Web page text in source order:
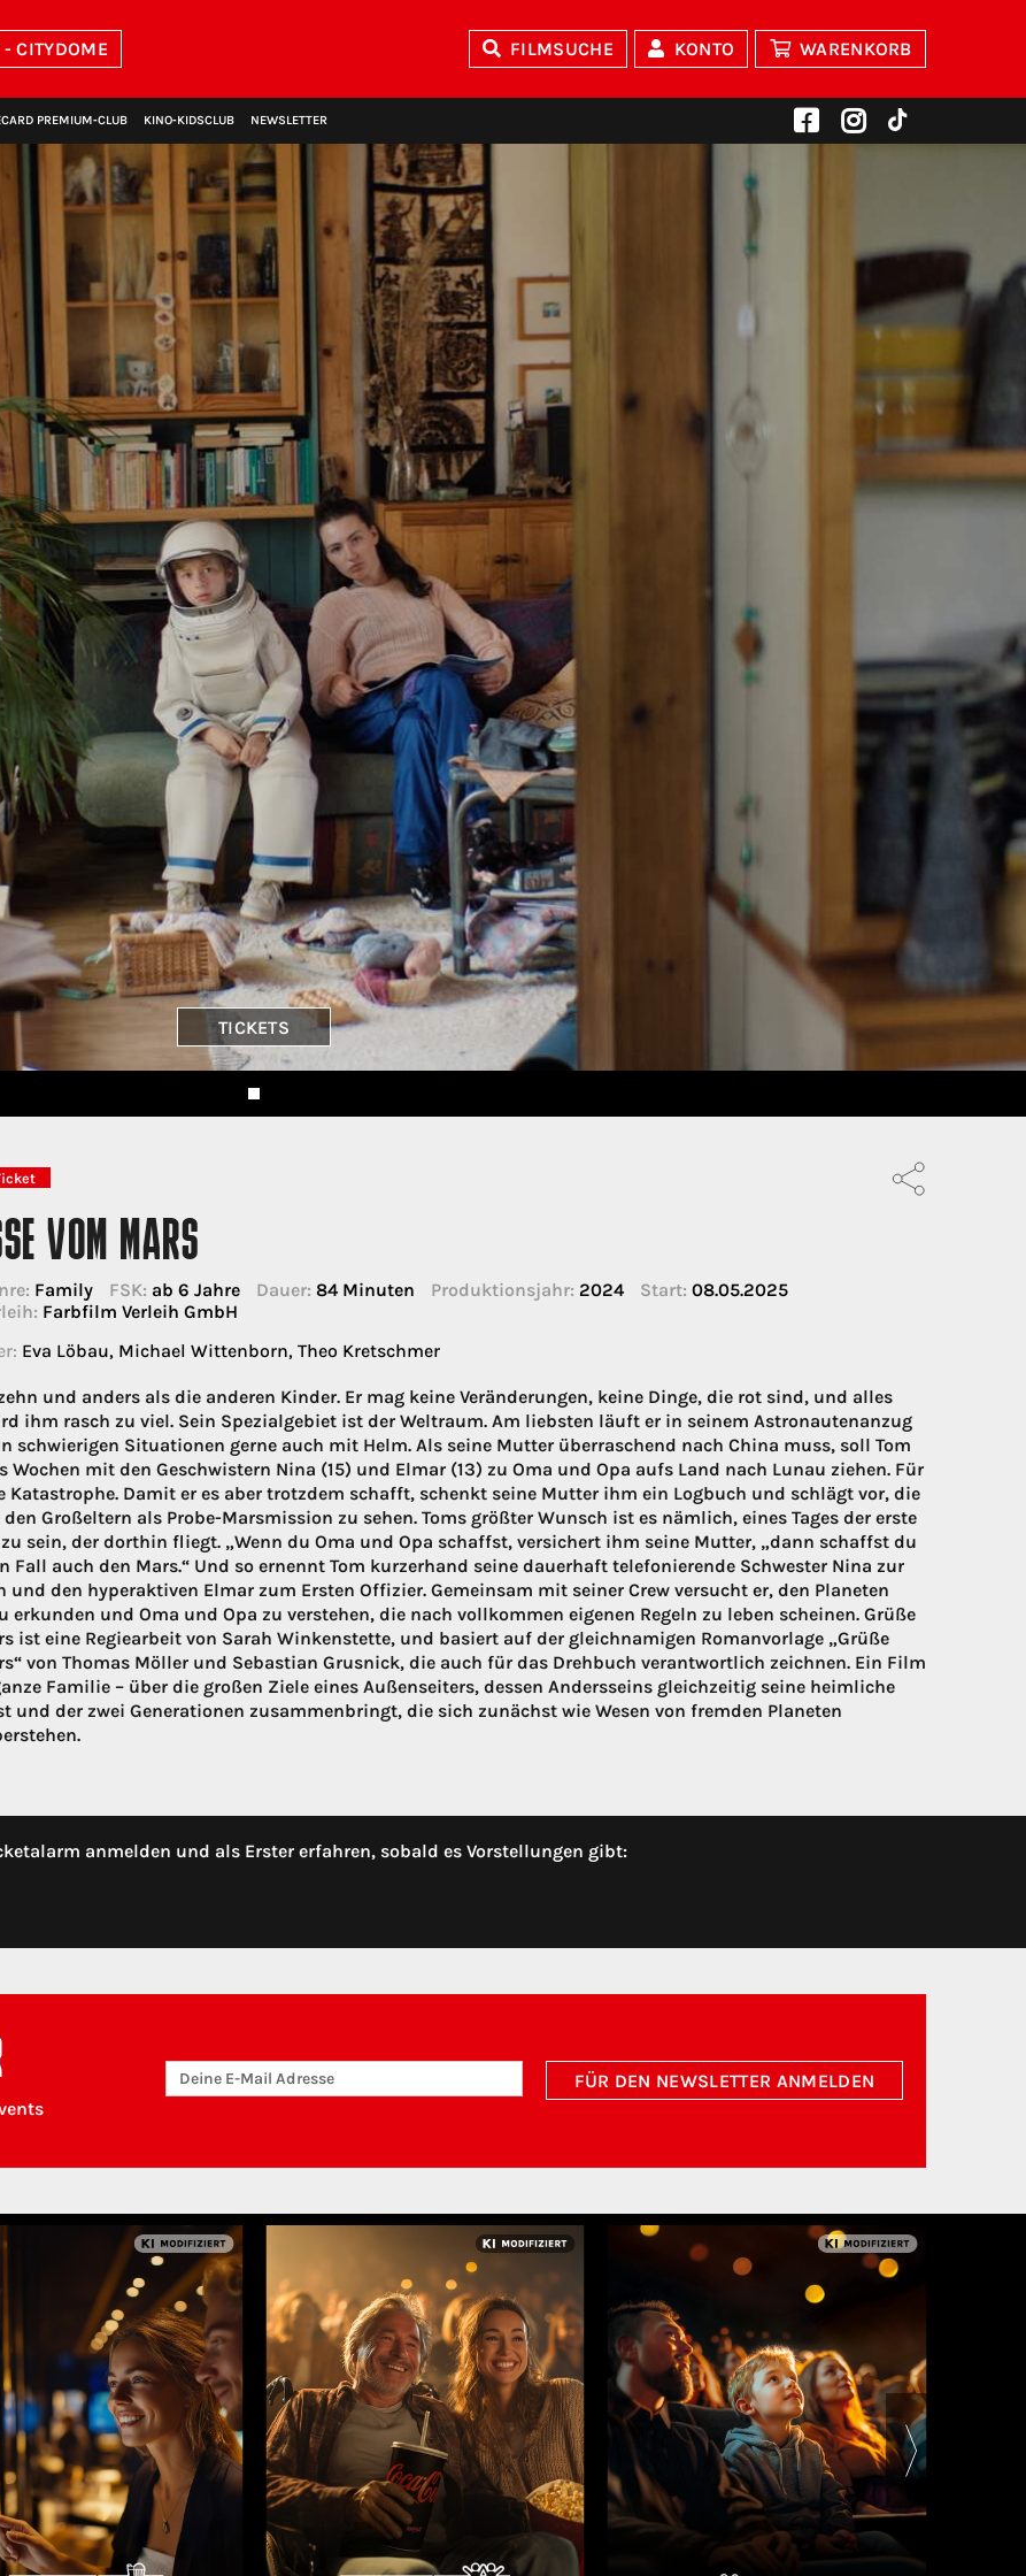
CITYDOME FILMSUCHE KONTO WARENKORB
PREMIUM‑CLUB KINO‑KIDSCLUB NEWSLETTER
TICKETS
VOM MARS
Family FSK: ab 6 Jahre Dauer: 84 Minuten Produktionsjahr: 2024 Start: 08.05.2025
Farbfilm Verleih GmbH
Eva Löbau, Michael Wittenborn, Theo Kretschmer
und anders als die anderen Kinder. Er mag keine Veränderungen, keine Dinge, die rot sind, und alles
ihm rasch zu viel. Sein Spezialgebiet ist der Weltraum. Am liebsten läuft er in seinem Astronautenanzug
schwierigen Situationen gerne auch mit Helm. Als seine Mutter überraschend nach China muss, soll Tom
Wochen mit den Geschwistern Nina (15) und Elmar (13) zu Oma und Opa aufs Land nach Lunau ziehen. Für
Katastrophe. Damit er es aber trotzdem schafft, schenkt seine Mutter ihm ein Logbuch und schlägt vor, die
den Großeltern als Probe-Marsmission zu sehen. Toms größter Wunsch ist es nämlich, eines Tages der erste
sein, der dorthin fliegt. „Wenn du Oma und Opa schaffst, versichert ihm seine Mutter, „dann schaffst du
Fall auch den Mars.“ Und so ernennt Tom kurzerhand seine dauerhaft telefonierende Schwester Nina zur
und den hyperaktiven Elmar zum Ersten Offizier. Gemeinsam mit seiner Crew versucht er, den Planeten
erkunden und Oma und Opa zu verstehen, die nach vollkommen eigenen Regeln zu leben scheinen. Grüße
ist eine Regiearbeit von Sarah Winkenstette, und basiert auf der gleichnamigen Romanvorlage „Grüße
von Thomas Möller und Sebastian Grusnick, die auch für das Drehbuch verantwortlich zeichnen. Ein Film
Familie – über die großen Ziele eines Außenseiters, dessen Andersseins gleichzeitig seine heimliche
und der zwei Generationen zusammenbringt, die sich zunächst wie Wesen von fremden Planeten
anmelden und als Erster erfahren, sobald es Vorstellungen gibt:
FÜR DEN NEWSLETTER ANMELDEN